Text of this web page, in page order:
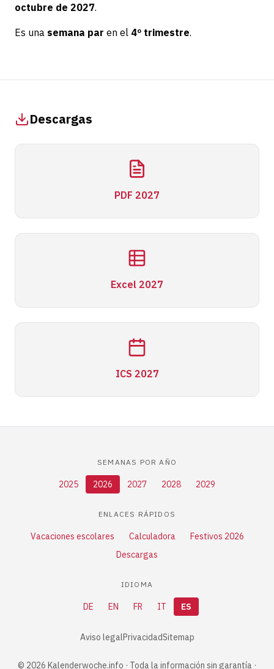
octubre de 2027.
Es una semana par en el 4º trimestre.
Descargas
PDF 2027
Excel 2027
ICS 2027
SEMANAS POR AÑO
2025 2026 2027 2028 2029
ENLACES RÁPIDOS
Vacaciones escolares Calculadora
Festivos 2026
Descargas
IDIOMA
DE EN FR IT ES
Aviso legalPrivacidadSitemap
© 2026 Kalenderwoche.info · Toda la información sin garantía ·